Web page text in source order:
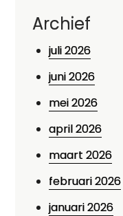
Archief
juli 2026
juni 2026
mei 2026
april 2026
maart 2026
februari 2026
januari 2026